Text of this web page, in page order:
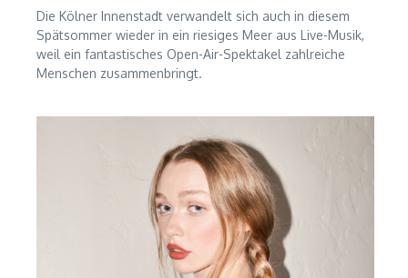
Die Kölner Innenstadt verwandelt sich auch in diesem
Spätsommer wieder in ein riesiges Meer aus Live-Musik,
weil ein fantastisches Open-Air-Spektakel zahlreiche
Menschen zusammenbringt.